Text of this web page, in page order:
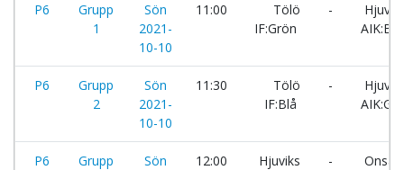
P6
Grupp
1
Sön
2021-
10-10
11:00
Tölö
IF:Grön
-
AIK:Blå
P6
Grupp
2
Sön
2021-
10-10
11:30
Tölö
IF:Blå
-
P6
Grupp
Sön
12:00
Hjuviks
-
Onsala